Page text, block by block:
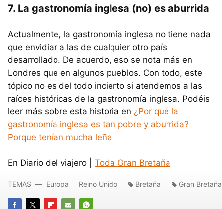
7. La gastronomía inglesa (no) es aburrida
Actualmente, la gastronomía inglesa no tiene nada
que envidiar a las de cualquier otro país
desarrollado. De acuerdo, eso se nota más en
Londres que en algunos pueblos. Con todo, este
tópico no es del todo incierto si atendemos a las
raíces históricas de la gastronomía inglesa. Podéis
leer más sobre esta historia en ¿Por qué la
gastronomía inglesa es tan pobre y aburrida?
Porque tenían mucha leña
En Diario del viajero | Toda Gran Bretaña
TEMAS Europa Reino Unido Bretaña Gran Bretaña